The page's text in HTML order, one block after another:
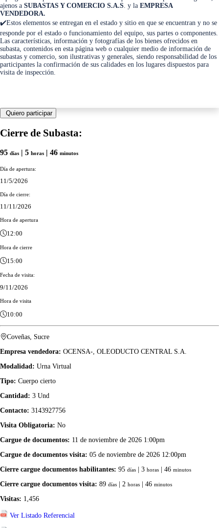
ajenos a SUBASTAS Y COMERCIO S.A.S. y la EMPRESA
VENDEDORA.
✔️Estos elementos se entregan en el estado y sitio en que se encuentran y no se
responde por el estado o funcionamiento del equipo, sus partes o componentes.
Las características, información y fotografías de los bienes ofrecidos en
subasta, contenidos en esta página web o cualquier medio de información de
subastas y comercio, son ilustrativas y generales, siendo responsabilidad de los
participantes la confirmación de sus calidades en los lugares dispuestos para
visita de inspección.
Quiero participar
Cierre de Subasta:
95 días | 5 horas | 46 minutos
Día de apertura:
11/5/2026
Día de cierre:
11/11/2026
Hora de apertura
12:00
Hora de cierre
15:00
Fecha de visita:
9/11/2026
Hora de visita
10:00
Coveñas, Sucre
Empresa vendedora: OCENSA-, OLEODUCTO CENTRAL S.A.
Modalidad: Urna Virtual
Tipo: Cuerpo cierto
Cantidad: 3 Und
Contacto: 3143927756
Visita Obligatoria: No
Cargue de documentos: 11 de noviembre de 2026 1:00pm
Cargue de documentos visita: 05 de noviembre de 2026 12:00pm
Cierre cargue documentos habilitantes: 95 días | 3 horas | 46 minutos
Cierre cargue documentos visita: 89 días | 2 horas | 46 minutos
Visitas: 1,456
Ver Listado Referencial